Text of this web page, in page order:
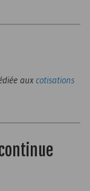
aux cotisations